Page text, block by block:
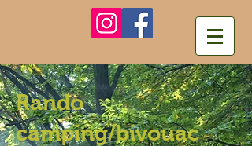
Rando
camping/bivouac